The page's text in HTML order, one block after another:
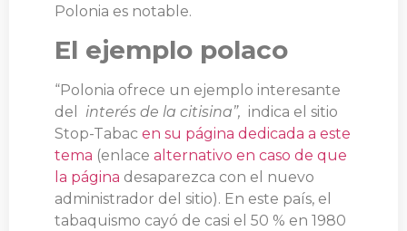
Polonia es notable.
El ejemplo polaco
“Polonia ofrece un ejemplo interesante
del interés de la citisina”, indica el sitio
Stop-Tabac en su página dedicada a este
tema (enlace alternativo en caso de que
la página desaparezca con el nuevo
administrador del sitio). En este país, el
tabaquismo cayó de casi el 50 % en 1980